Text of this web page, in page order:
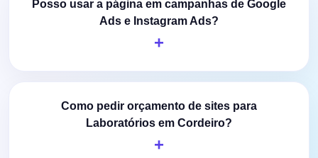
Posso usar a página em campanhas de Google
Ads e Instagram Ads?
Como pedir orçamento de sites para
Laboratórios em Cordeiro?